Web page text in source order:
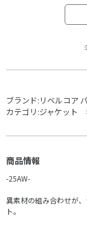
ブランド: リベルコア
カテゴリ:ジャケット
商品情報
-25AW-
異素材の組み合わせが
ト。